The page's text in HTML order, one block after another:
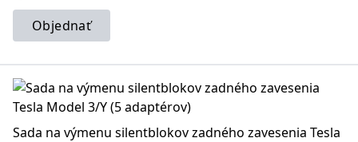
Objednať
Sada na výmenu silentblokov zadného zavesenia Tesla